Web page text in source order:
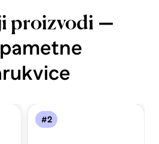
proizvodi —
#2